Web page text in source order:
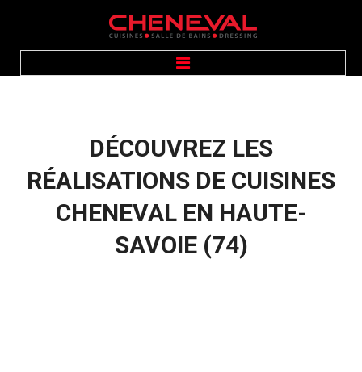
ÉQUIPEMENTS
GALERIE PHOTOS
CONTACT
DÉCOUVREZ LES
RÉALISATIONS DE CUISINES
CHENEVAL EN HAUTE-
SAVOIE (74)